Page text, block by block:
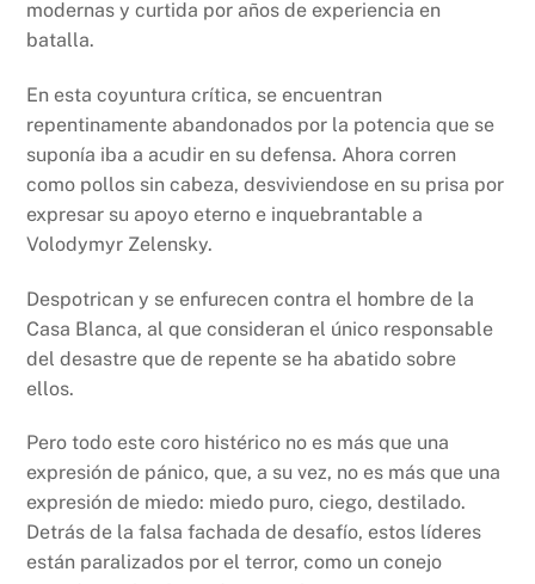
modernas y curtida por años de experiencia en
batalla.
En esta coyuntura crítica, se encuentran
repentinamente abandonados por la potencia que se
suponía iba a acudir en su defensa. Ahora corren
como pollos sin cabeza, desviviendose en su prisa por
expresar su apoyo eterno e inquebrantable a
Volodymyr Zelensky.
Despotrican y se enfurecen contra el hombre de la
Casa Blanca, al que consideran el único responsable
del desastre que de repente se ha abatido sobre
ellos.
Pero todo este coro histérico no es más que una
expresión de pánico, que, a su vez, no es más que una
expresión de miedo: miedo puro, ciego, destilado.
Detrás de la falsa fachada de desafío, estos líderes
están paralizados por el terror, como un conejo